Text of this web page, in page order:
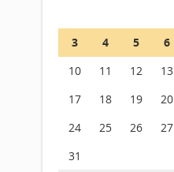
3
4 5 6
10
11 12 13
17
18 19 20
24
25 26 27
31